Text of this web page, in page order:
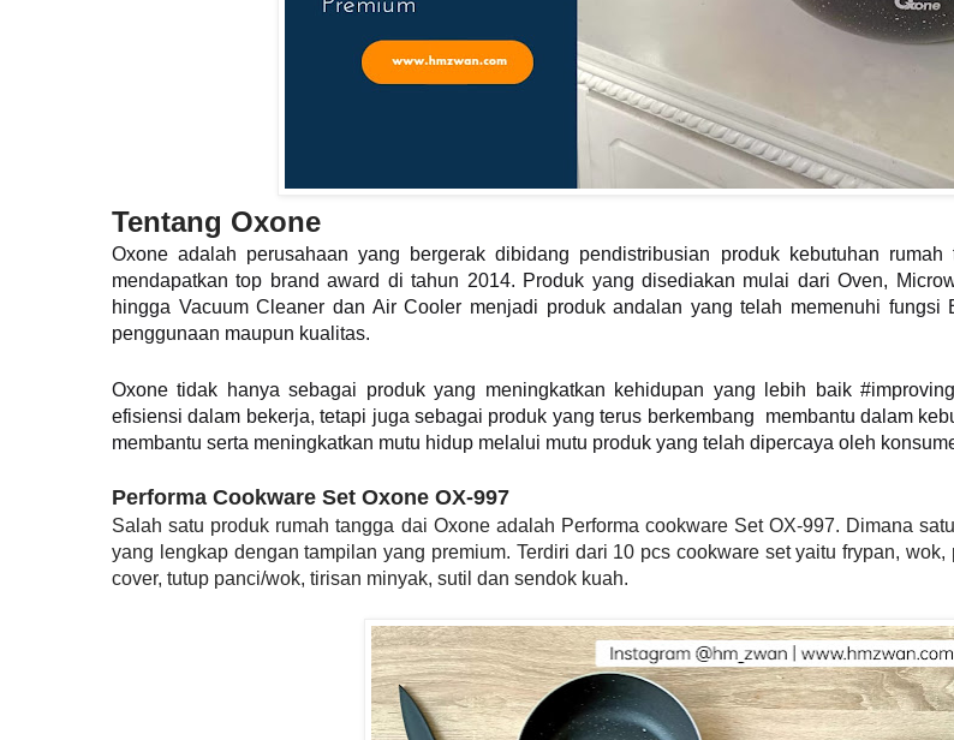
Tentang Oxone
Oxone adalah perusahaan yang bergerak dibidang pendistribusian produk kebutuhan
mendapatkan top brand award di tahun 2014. Produk yang disediakan mulai dari Oven,
hingga Vacuum Cleaner dan Air Cooler menjadi produk andalan yang telah memenuhi fungsi
penggunaan maupun kualitas.
Oxone tidak hanya sebagai produk yang meningkatkan kehidupan yang lebih baik
efisiensi dalam bekerja, tetapi juga sebagai produk yang terus berkembang membantu dalam
membantu serta meningkatkan mutu hidup melalui mutu produk yang telah dipercaya oleh
Performa Cookware Set Oxone OX-997
Salah satu produk rumah tangga dai Oxone adalah Performa cookware Set OX-997. Dimana
yang lengkap dengan tampilan yang premium. Terdiri dari 10 pcs cookware set yaitu frypan,
cover, tutup panci/wok, tirisan minyak, sutil dan sendok kuah.